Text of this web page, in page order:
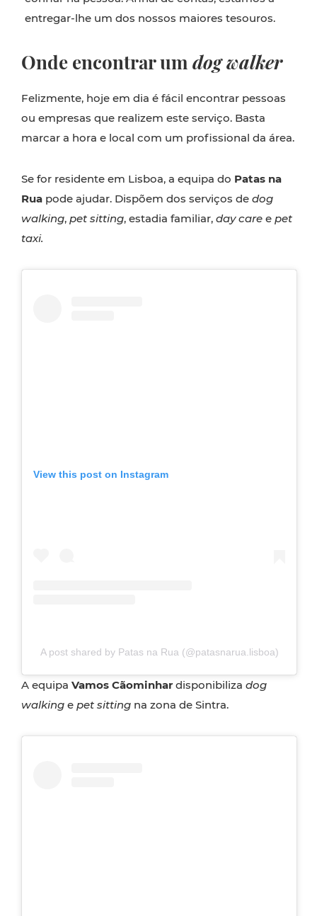
entregar-lhe um dos nossos maiores tesouros.
Onde encontrar um dog walker
Felizmente, hoje em dia é fácil encontrar pessoas
ou empresas que realizem este serviço. Basta
marcar a hora e local com um profissional da área.
Se for residente em Lisboa, a equipa do Patas na
Rua pode ajudar. Dispõem dos serviços de dog
walking, pet sitting, estadia familiar, day care e pet
taxi.
View this post on Instagram
A post shared by Patas na Rua (@patasnarua.lisboa)
A equipa Vamos Cãominhar disponibiliza dog
walking e pet sitting na zona de Sintra.